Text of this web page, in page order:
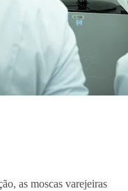
as moscas varejeiras